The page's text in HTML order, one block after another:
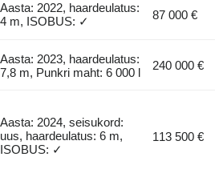
Aasta: 2022, haardeulatus:
4 m, ISOBUS: ✓
87 000 €
Aasta: 2023, haardeulatus:
7,8 m, Punkri maht: 6 000 l
240 000 €
Aasta: 2024, seisukord:
uus, haardeulatus: 6 m,
ISOBUS: ✓
113 500 €